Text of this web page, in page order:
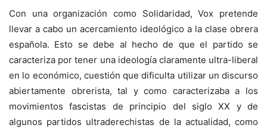
Con una organización como Solidaridad, Vox pretende
llevar a cabo un acercamiento ideológico a la clase obrera
española. Esto se debe al hecho de que el partido se
caracteriza por tener una ideología claramente ultra-liberal
en lo económico, cuestión que dificulta utilizar un discurso
abiertamente obrerista, tal y como caracterizaba a los
movimientos fascistas de principio del siglo XX y de
algunos partidos ultraderechistas de la actualidad, como